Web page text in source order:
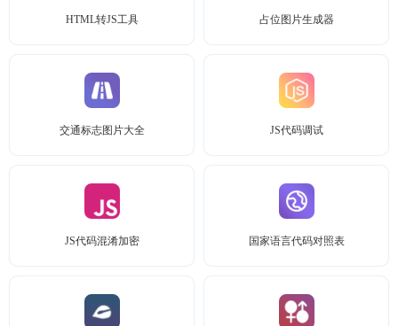
HTML转JS工具 占位图片生成器
交通标志图片大全 JS代码调试
JS代码混淆加密 国家语言代码对照表